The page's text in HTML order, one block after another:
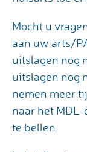
Mocht u
aan uw arts/
uitslagen nog
uitslagen nog
nemen meer
naar het
te bellen